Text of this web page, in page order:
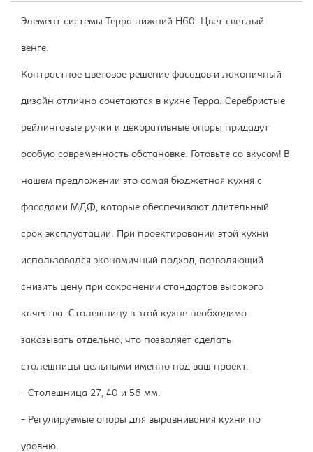
Элемент системы Терра нижний Н60. Цвет светлый
венге.
Контрастное цветовое решение фасадов и лаконичный
дизайн отлично сочетаются в кухне Терра. Серебристые
рейлинговые ручки и декоративные опоры придадут
особую современность обстановке. Готовьте со вкусом! В
нашем предложении это самая бюджетная кухня с
фасадами МДФ, которые обеспечивают длительный
срок эксплуатации. При проектировании этой кухни
использовался экономичный подход, позволяющий
снизить цену при сохранении стандартов высокого
качества. Столешницу в этой кухне необходимо
заказывать отдельно, что позволяет сделать
столешницы цельными именно под ваш проект.
- Столешница 27, 40 и 56 мм.
- Регулируемые опоры для выравнивания кухни по
уровню.